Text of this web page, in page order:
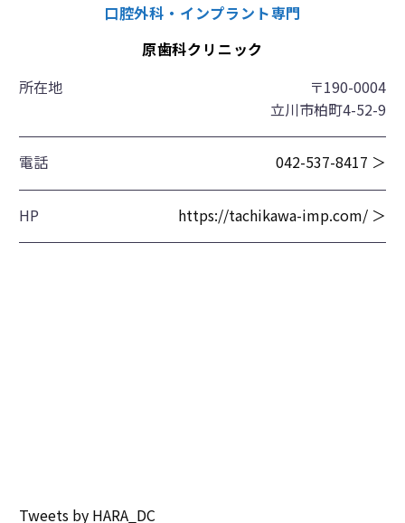
口腔外科・インプラント専門
原歯科クリニック
所在地
〒190-0004
立川市柏町4-52-9
電話 042-537-8417 ＞
HP https://tachikawa-imp.com/ ＞
Tweets by HARA_DC